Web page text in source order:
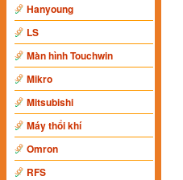
Hanyoung
LS
Màn hình Touchwin
Mikro
Mitsubishi
Máy thổi khí
Omron
RFS